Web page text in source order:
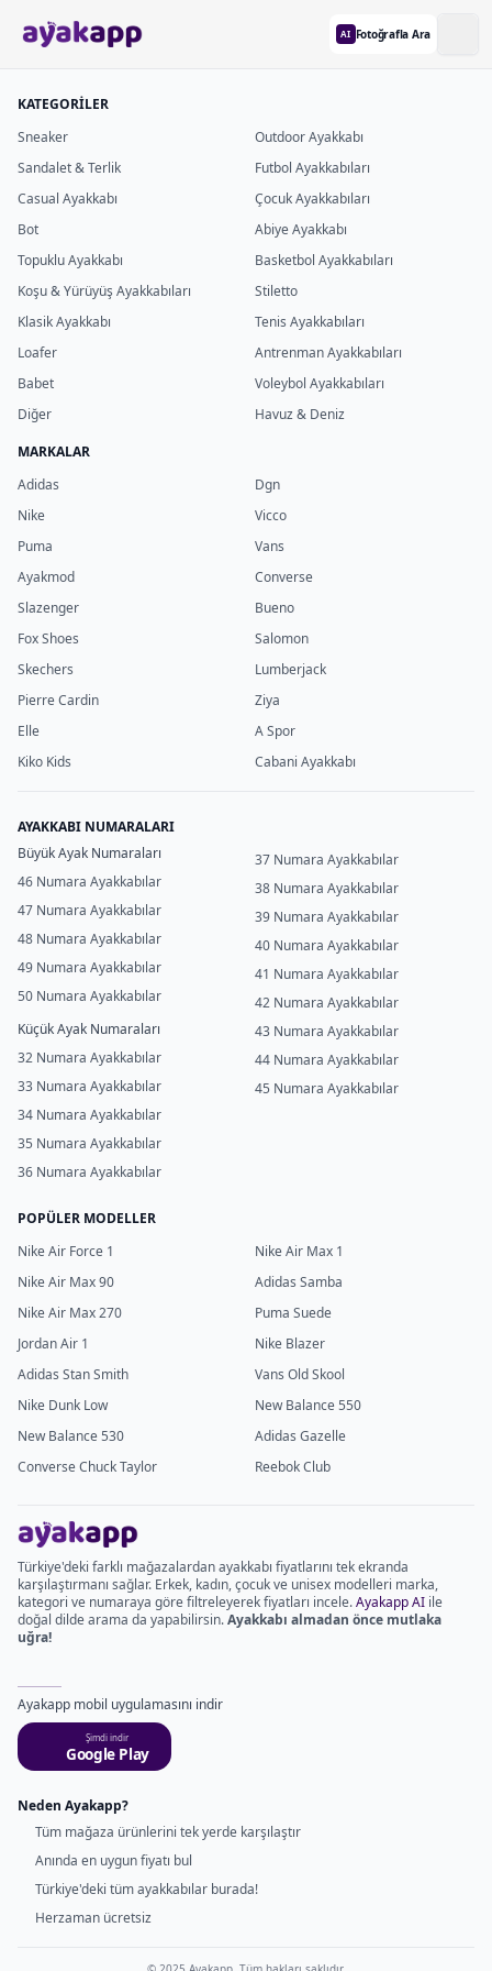
AI Fotoğrafla Ara
KATEGORİLER
Sneaker
Sandalet & Terlik
Casual Ayakkabı
Bot
Topuklu Ayakkabı
Koşu & Yürüyüş Ayakkabıları
Klasik Ayakkabı
Loafer
Babet
Diğer
Outdoor Ayakkabı
Futbol Ayakkabıları
Çocuk Ayakkabıları
Abiye Ayakkabı
Basketbol Ayakkabıları
Stiletto
Tenis Ayakkabıları
Antrenman Ayakkabıları
Voleybol Ayakkabıları
Havuz & Deniz
MARKALAR
Adidas
Nike
Puma
Ayakmod
Slazenger
Fox Shoes
Skechers
Pierre Cardin
Elle
Kiko Kids
Dgn
Vicco
Vans
Converse
Bueno
Salomon
Lumberjack
Ziya
A Spor
Cabani Ayakkabı
AYAKKABI NUMARALARI
Büyük Ayak Numaraları
46 Numara Ayakkabılar
47 Numara Ayakkabılar
48 Numara Ayakkabılar
49 Numara Ayakkabılar
50 Numara Ayakkabılar
Küçük Ayak Numaraları
32 Numara Ayakkabılar
33 Numara Ayakkabılar
34 Numara Ayakkabılar
35 Numara Ayakkabılar
36 Numara Ayakkabılar
37 Numara Ayakkabılar
38 Numara Ayakkabılar
39 Numara Ayakkabılar
40 Numara Ayakkabılar
41 Numara Ayakkabılar
42 Numara Ayakkabılar
43 Numara Ayakkabılar
44 Numara Ayakkabılar
45 Numara Ayakkabılar
POPÜLER MODELLER
Nike Air Force 1
Nike Air Max 90
Nike Air Max 270
Jordan Air 1
Adidas Stan Smith
Nike Dunk Low
New Balance 530
Converse Chuck Taylor
Nike Air Max 1
Adidas Samba
Puma Suede
Nike Blazer
Vans Old Skool
New Balance 550
Adidas Gazelle
Reebok Club
Türkiye'deki farklı mağazalardan ayakkabı fiyatlarını tek ekranda
karşılaştırmanı sağlar. Erkek, kadın, çocuk ve unisex modelleri marka,
kategori ve numaraya göre filtreleyerek fiyatları incele.Ayakapp AI ile
doğal dilde arama da yapabilirsin.Ayakkabı almadan önce mutlaka
uğra!
Ayakapp mobil uygulamasını indir
Şimdi indir
Google Play
Neden Ayakapp?
Tüm mağaza ürünlerini tek yerde karşılaştır
Anında en uygun fiyatı bul
Türkiye'deki tüm ayakkabılar burada!
Herzaman ücretsiz